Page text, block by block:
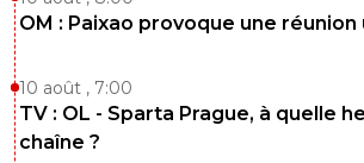
OM : Paixao provoque une
10 août , 7:00
TV : OL - Sparta Prague, à quelle
chaîne ?